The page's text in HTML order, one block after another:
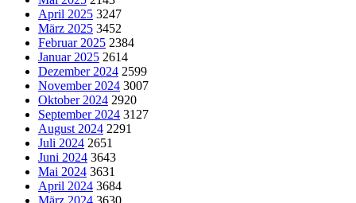
April 2025 3247
März 2025 3452
Februar 2025 2384
Januar 2025 2614
Dezember 2024 2599
November 2024 3007
Oktober 2024 2920
September 2024 3127
August 2024 2291
Juli 2024 2651
Juni 2024 3643
Mai 2024 3631
April 2024 3684
März 2024 3630